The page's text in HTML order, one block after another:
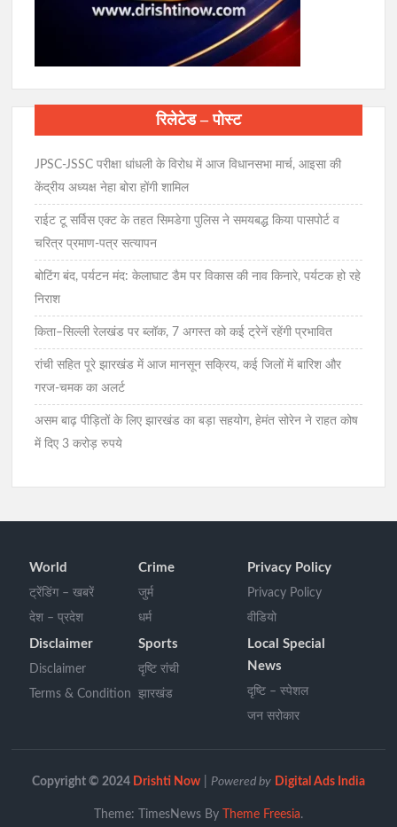
रिलेटेड – पोस्ट
JPSC-JSSC परीक्षा धांधली के विरोध में आज विधानसभा मार्च, आइसा की
केंद्रीय अध्यक्ष नेहा बोरा होंगी शामिल
राईट टू सर्विस एक्ट के तहत सिमडेगा पुलिस ने समयबद्ध किया पासपोर्ट व
चरित्र प्रमाण-पत्र सत्यापन
बोटिंग बंद, पर्यटन मंद: केलाघाट डैम पर विकास की नाव किनारे, पर्यटक हो रहे
निराश
किता–सिल्ली रेलखंड पर ब्लॉक, 7 अगस्त को कई ट्रेनें रहेंगी प्रभावित
रांची सहित पूरे झारखंड में आज मानसून सक्रिय, कई जिलों में बारिश और
गरज-चमक का अलर्ट
असम बाढ़ पीड़ितों के लिए झारखंड का बड़ा सहयोग, हेमंत सोरेन ने राहत कोष
में दिए 3 करोड़ रुपये
World
ट्रेंडिंग – खबरें
देश – प्रदेश
Crime
जुर्म
धर्म
Privacy Policy
Privacy Policy
वीडियो
Disclaimer
Disclaimer
Terms & Condition
Sports
दृष्टि रांची
झारखंड
Local Special
News
दृष्टि – स्पेशल
जन सरोकार
Copyright © 2024 Drishti Now| Powered by Digital Ads India
Theme: TimesNews By Theme Freesia.